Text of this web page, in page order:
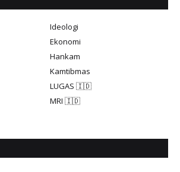
Ideologi
Ekonomi
Hankam
Kamtibmas
LUGAS 🇮🇩
MRI 🇮🇩